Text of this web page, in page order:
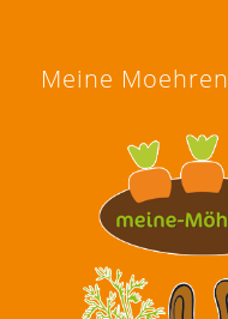
Meine Moehren